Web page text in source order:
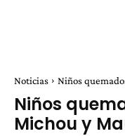
Noticias Niños
Niños
Michou y